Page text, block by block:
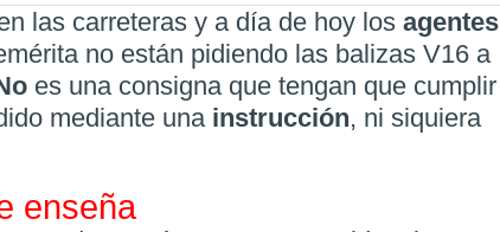
las carreteras y a día de hoy los agentes
no están pidiendo las balizas V16 a
es una consigna que tengan que cumplir
mediante una instrucción, ni siquiera
enseña